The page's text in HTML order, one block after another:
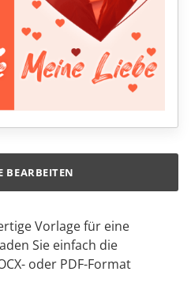
Vorlage für eine
Sie einfach die
oder PDF-Format
BEARBEITEN